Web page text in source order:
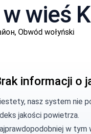
wieś
Obwód wołyński
informacji o
nasz system nie
jakości powietrza.
w tym